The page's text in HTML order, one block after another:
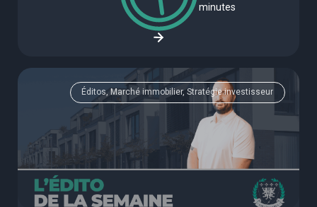
minutes
Éditos, Marché immobilier, Stratégie investisseur